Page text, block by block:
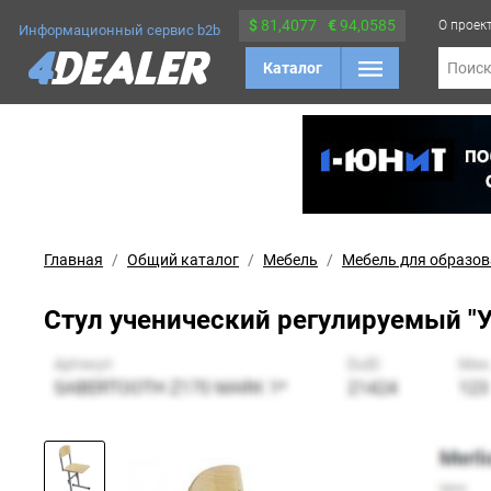
Информационный сервис b2b $ 81,4077 €94,0585
Каталог
О
Поиск
Главная Общий каталог Мебель Мебель для
Стул ученический регулируемый